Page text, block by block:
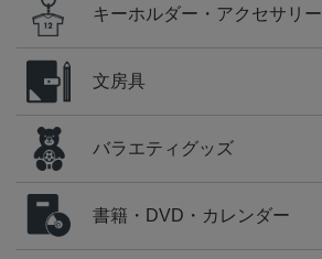
キーホルダー・アクセサリー
文房具
バラエティグッズ
書籍・DVD・カレンダー